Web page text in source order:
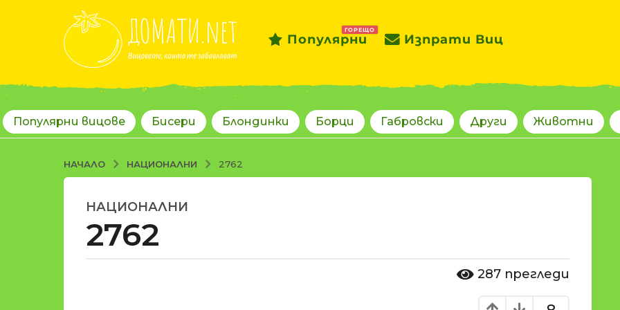
Популярни
ГОРЕЩО
Изпрати Виц
Популярни вицове Бисери Блондинки Борци Габровски Други Животни
НАЧАЛО НАЦИОНАЛНИ 2762
1
8
г
НАЦИОНАЛНИ
2762
287 прегледи